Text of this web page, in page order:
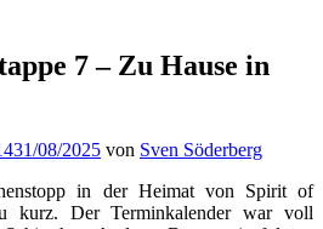
7 – Zu Hause in
31/08/2025 von Sven Söderberg
in der Heimat von Spirit of
kurz. Der Terminkalender war voll